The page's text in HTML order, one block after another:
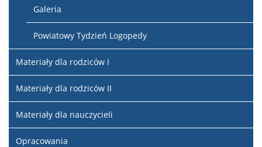
Galeria
Powiatowy Tydzień Logopedy
Materiały dla rodziców I
Materiały dla rodziców II
Materiały dla nauczycieli
Opracowania